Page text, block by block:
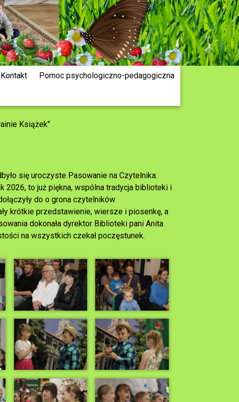
Kontakt Pomoc psychologiczno-pedagogiczna
Książek"
się uroczyste Pasowanie na Czytelnika.
2026, to już piękna, wspólna tradycja biblioteki i
do o grona czytelników
krótkie przedstawienie, wiersze i piosenkę, a
dokonała dyrektor Biblioteki pani Anita
na wszystkich czekał poczęstunek.